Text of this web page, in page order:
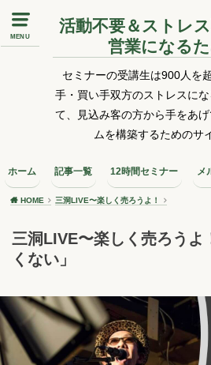
MENU
活動不要＆ストレ
営業になる
セミナーの受講生は900人を
手・買い手双方のストレスに
て、見込み客の方から手をあ
ムを構築するためのサ
ホーム 記事一覧 12時間セミナー メ
HOME 三洞LIVE〜楽しく売ろうよ！
三洞LIVE〜楽しく売ろうよ
くない」